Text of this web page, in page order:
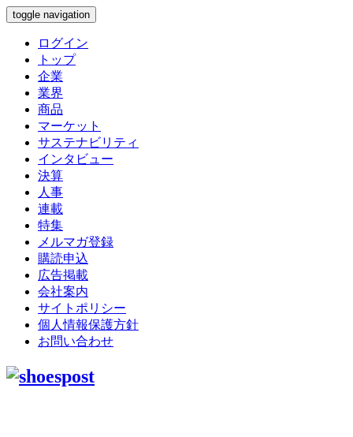
toggle navigation
ログイン
トップ
企業
業界
商品
マーケット
サステナビリティ
インタビュー
決算
人事
連載
特集
メルマガ登録
購読申込
広告掲載
会社案内
サイトポリシー
個人情報保護方針
お問い合わせ